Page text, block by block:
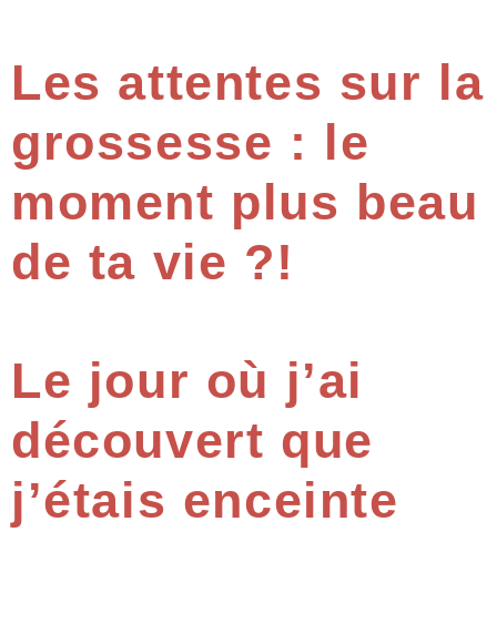
Les attentes sur la
grossesse : le
moment plus beau
de ta vie ?!
Le jour où j’ai
découvert que
j’étais enceinte